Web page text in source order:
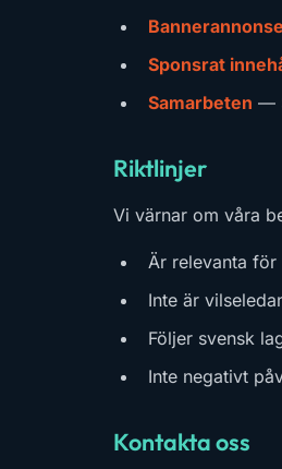
Sponsrat
Samarbeten —
Riktlinjer
Vi värnar om våra
Är relevanta
Inte är
Följer svensk
Inte negativt
Kontakta oss